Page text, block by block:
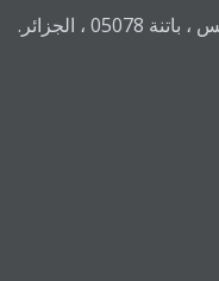
، الجزائر.